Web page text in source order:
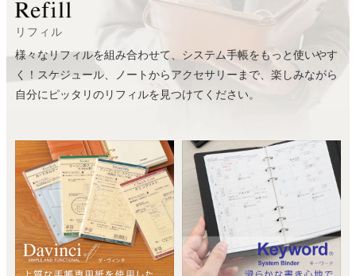
リフィル
様々なリフィルを組み合わせて、システム手帳をもっと使いやす
く！ スケジュール、ノートからアクセサリーまで、楽しみながら
自分にピッタリのリフィルを見つけてください。